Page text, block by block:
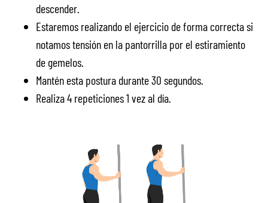
descender.
Estaremos realizando el ejercicio de forma correcta si
notamos tensión en la pantorrilla por el estiramiento
de gemelos.
Mantén esta postura durante 30 segundos.
Realiza 4 repeticiones 1 vez al día.